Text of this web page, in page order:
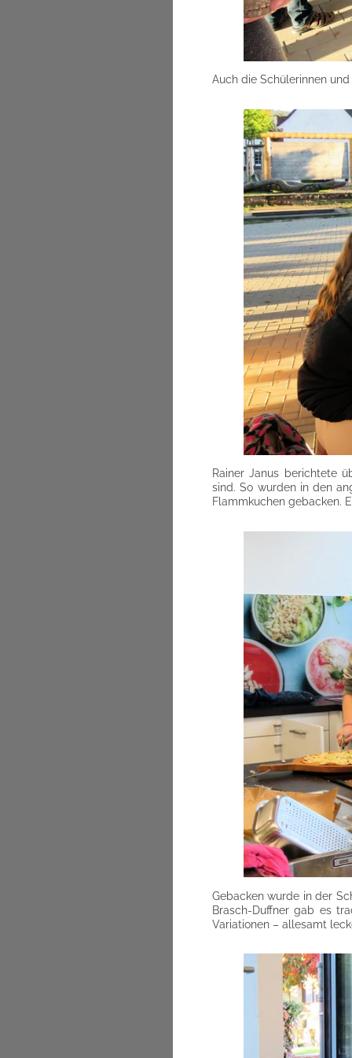
Auch die Schülerinnen
Rainer Janus berichtete
sind. So wurden in den
Flammkuchen gebacken.
Gebacken wurde in der
Brasch-Duffner gab es
Variationen – allesamt